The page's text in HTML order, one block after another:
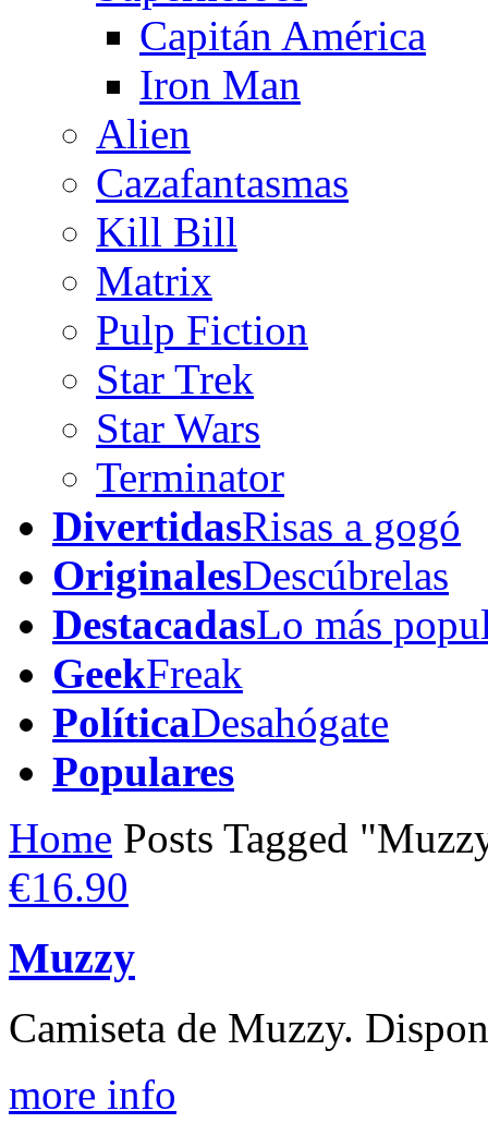
Capitán América
Iron Man
Alien
Cazafantasmas
Kill Bill
Matrix
Pulp Fiction
Star Trek
Star Wars
Terminator
DivertidasRisas a gogó
OriginalesDescúbrelas
DestacadasLo más
GeekFreak
PolíticaDesahógate
Populares
Home Posts Tagged
€16.90
Muzzy
Camiseta de Muzzy.
more info